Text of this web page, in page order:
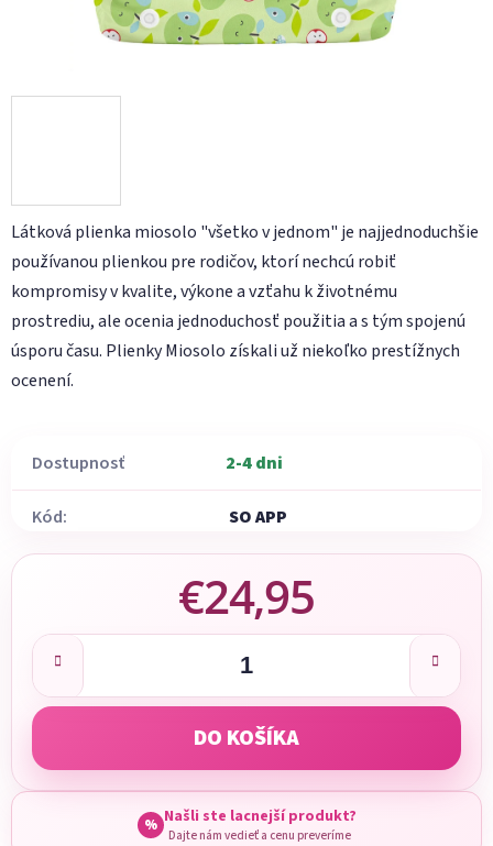
Látková plienka miosolo "všetko v jednom" je najjednoduchšie
používanou plienkou pre rodičov, ktorí nechcú robiť
kompromisy v kvalite, výkone a vzťahu k životnému
prostrediu, ale ocenia jednoduchosť použitia a s tým spojenú
úsporu času. Plienky Miosolo získali už niekoľko prestížnych
ocenení.
Dostupnosť 2-4 dni
Kód: SO APP
€24,95
Jednotková cena:
DO KOŠÍKA
% Našli ste lacnejší produkt?
Dajte nám vedieť a cenu preveríme